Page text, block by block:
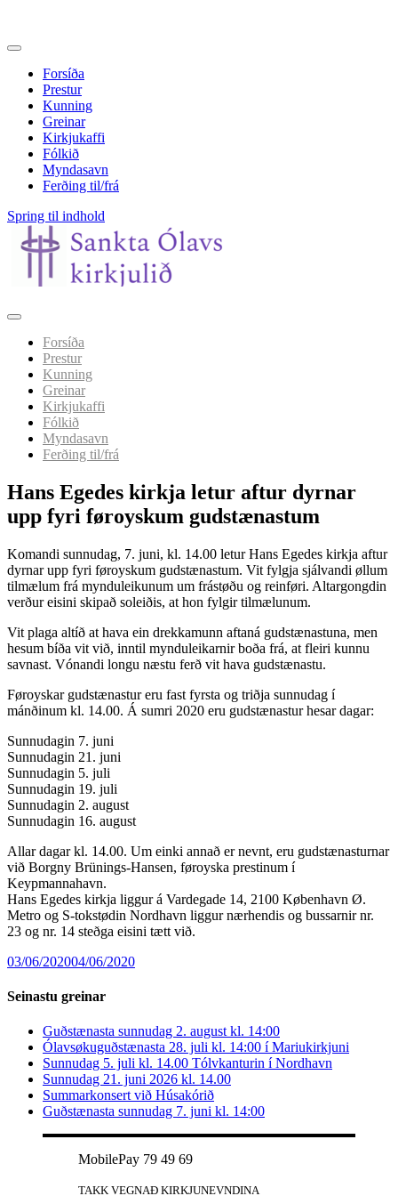
Forsíða
Prestur
Kunning
Greinar
Kirkjukaffi
Fólkið
Myndasavn
Ferðing til/frá
Spring til indhold
Forsíða
Prestur
Kunning
Greinar
Kirkjukaffi
Fólkið
Myndasavn
Ferðing til/frá
Hans Egedes kirkja letur aftur dyrnar
upp fyri føroyskum gudstænastum
Komandi sunnudag, 7. juni, kl. 14.00 letur Hans Egedes kirkja aftur
dyrnar upp fyri føroyskum gudstænastum. Vit fylgja sjálvandi øllum
tilmælum frá mynduleikunum um frástøðu og reinføri. Altargongdin
verður eisini skipað soleiðis, at hon fylgir tilmælunum.
Vit plaga altíð at hava ein drekkamunn aftaná gudstænastuna, men
hesum bíða vit við, inntil mynduleikarnir boða frá, at fleiri kunnu
savnast. Vónandi longu næstu ferð vit hava gudstænastu.
Føroyskar gudstænastur eru fast fyrsta og triðja sunnudag í
mánðinum kl. 14.00. Á sumri 2020 eru gudstænastur hesar dagar:
Sunnudagin 7. juni
Sunnudagin 21. juni
Sunnudagin 5. juli
Sunnudagin 19. juli
Sunnudagin 2. august
Sunnudagin 16. august
Allar dagar kl. 14.00. Um einki annað er nevnt, eru gudstænasturnar
við Borgny Brünings-Hansen, føroyska prestinum í
Keypmannahavn.
Hans Egedes kirkja liggur á Vardegade 14, 2100 København Ø.
Metro og S-tokstødin Nordhavn liggur nærhendis og bussarnir nr.
23 og nr. 14 steðga eisini tætt við.
03/06/202004/06/2020
Seinastu greinar
Guðstænasta sunnudag 2. august kl. 14:00
Ólavsøkuguðstænasta 28. juli kl. 14:00 í Mariukirkjuni
Sunnudag 5. juli kl. 14.00 Tólvkanturin í Nordhavn
Sunnudag 21. juni 2026 kl. 14.00
Summarkonsert við Húsakórið
Guðstænasta sunnudag 7. juni kl. 14:00
MobilePay 79 49 69
TAKK VEGNAÐ KIRKJUNEVNDINA